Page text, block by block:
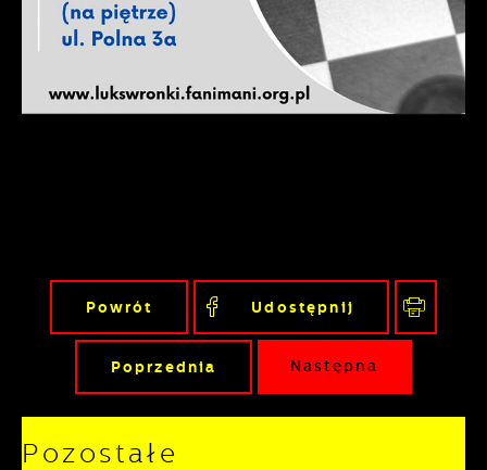
Powrót Udostępnij
Poprzednia Następna
Pozostałe
gwarantuje dostępność wszystkich
funkcjonalności.
podstawie analizy Twoich upodobań oraz
Twoich zwyczajów dotyczących
przeglądanej witryny internetowej. Treści
promocyjne mogą pojawić się na stronach